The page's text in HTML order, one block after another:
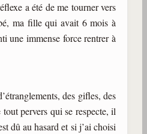
a été de me tourner vers
ma fille qui avait 6 mois à
une immense force rentrer à
des gifles, des
pervers qui se respecte, il
dû au hasard et si j’ai choisi